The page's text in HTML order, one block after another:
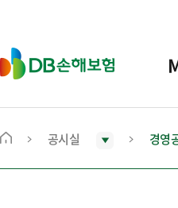
D
B
보
메
공시실 경영